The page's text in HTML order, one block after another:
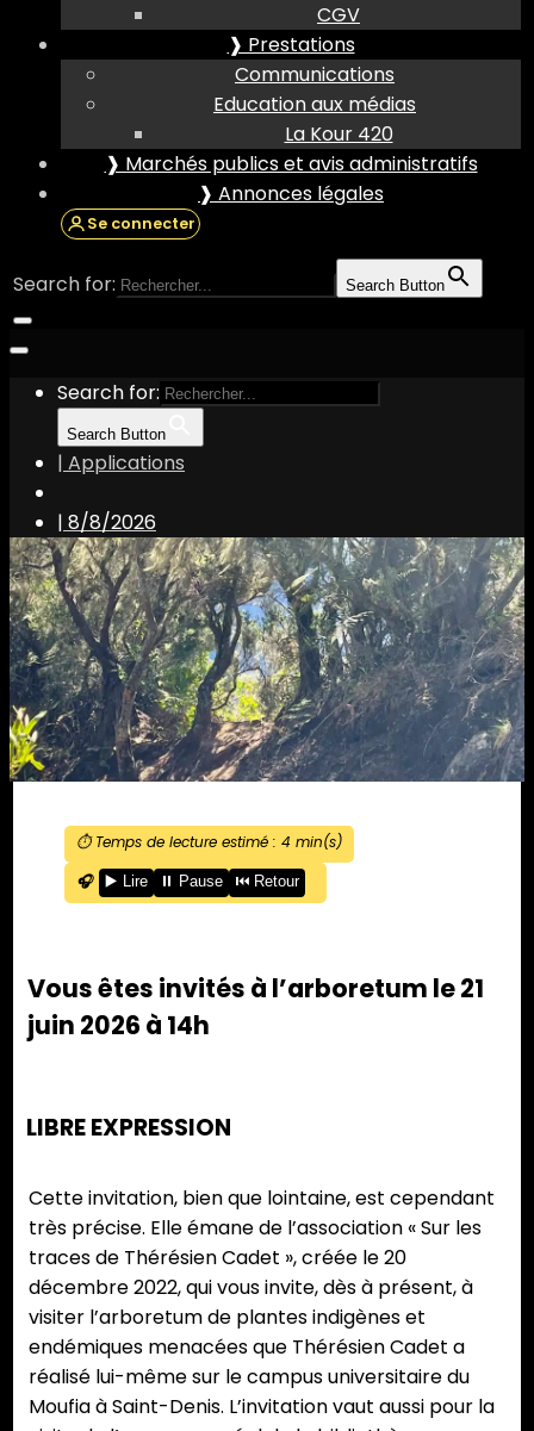
CGV
❱ Prestations
Communications
Education aux médias
La Kour 420
❱ Marchés publics et avis administratifs
❱ Annonces légales
Se connecter
Search for: Search Button
Search for:
Search Button
| Applications
| 8/8/2026
⏱️ Temps de lecture estimé : 4 min(s)
🎧
▶️ Lire ⏸️ Pause ⏮️ Retour
Vous êtes invités à l’arboretum le 21
juin 2026 à 14h
LIBRE EXPRESSION
Cette invitation, bien que lointaine, est cependant
très précise. Elle émane de l’association « Sur les
traces de Thérésien Cadet », créée le 20
décembre 2022, qui vous invite, dès à présent, à
visiter l’arboretum de plantes indigènes et
endémiques menacées que Thérésien Cadet a
réalisé lui-même sur le campus universitaire du
Moufia à Saint-Denis. L’invitation vaut aussi pour la